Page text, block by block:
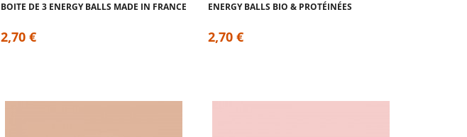
BOITE DE 3 ENERGY BALLS MADE IN FRANCE
2,70 €
ENERGY BALLS BIO & PROTÉINÉES
2,70 €